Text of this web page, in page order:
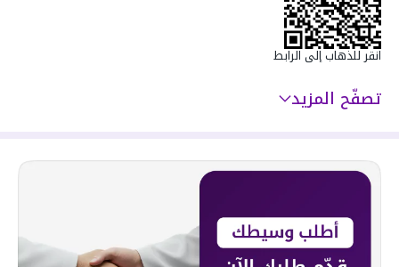
انقر للذهاب إلى الرابط
تصفّح المزيد